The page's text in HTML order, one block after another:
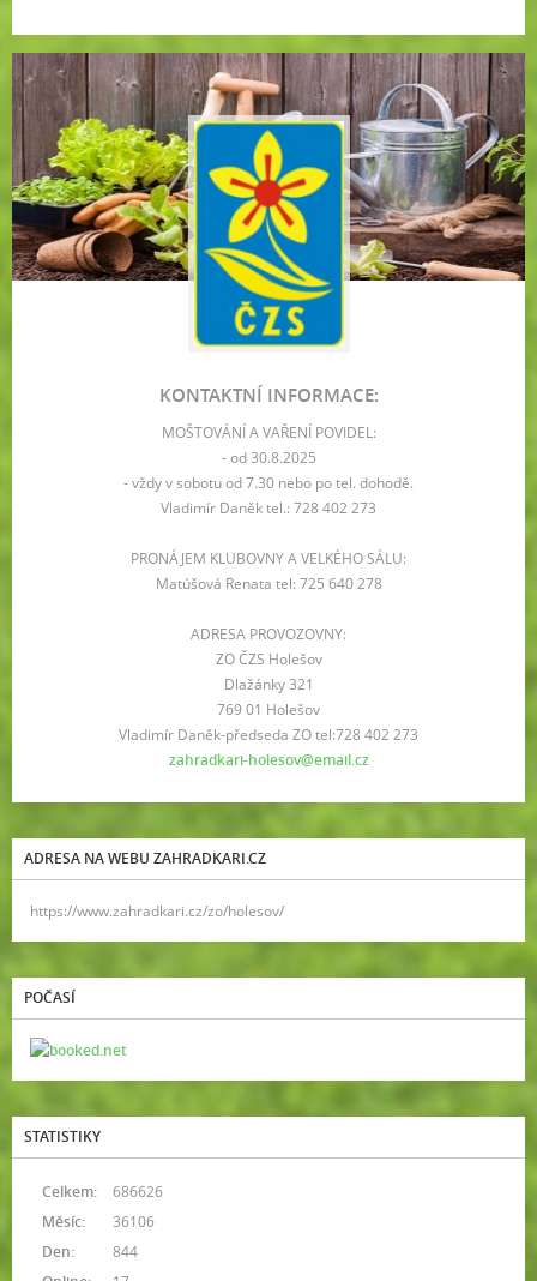
KONTAKTNÍ INFORMACE:
MOŠTOVÁNÍ A VAŘENÍ POVIDEL:
- od 30.8.2025
- vždy v sobotu od 7.30 nebo po tel. dohodě.
Vladimír Daněk tel.: 728 402 273
PRONÁJEM KLUBOVNY A VELKÉHO SÁLU:
Matúšová Renata tel: 725 640 278
ADRESA PROVOZOVNY:
ZO ČZS Holešov
Dlažánky 321
769 01 Holešov
Vladimír Daněk-předseda ZO tel:728 402 273
zahradkari-holesov@email.cz
ADRESA NA WEBU ZAHRADKARI.CZ
https://www.zahradkari.cz/zo/holesov/
POČASÍ
STATISTIKY
Celkem:
686626
Měsíc:
36106
Den:
844